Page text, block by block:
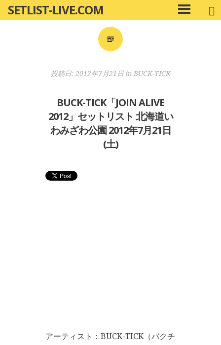
ン
SETLIST-LIVE.COM
メ
イ
投稿日: 2012年7月21日in BUCK-TICK
BUCK-TICK「JOIN ALIVE
2012」セットリスト 北海道い
わみざわ公園 2012年7月21日
(土)
アーティスト：BUCK-TICK（バクチ